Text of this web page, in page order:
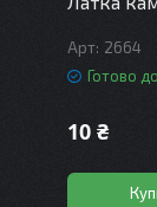
2664
Готово
10 ₴